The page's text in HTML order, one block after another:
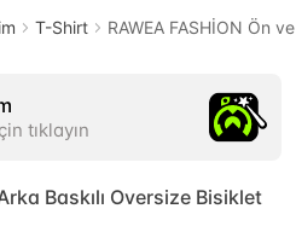
T-Shirt RAWEA FASHİON Ön
tıklayın
Baskılı Oversize Bisiklet